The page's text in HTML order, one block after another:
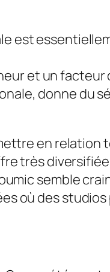
est
et un facteur
donne du
en relation
très
semble
où des